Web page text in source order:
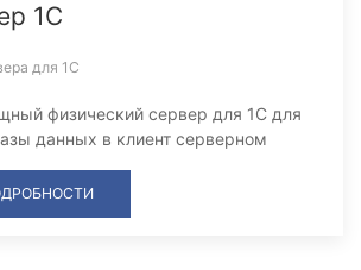
1С
для 1С
физический сервер для 1С для
данных в клиент серверном